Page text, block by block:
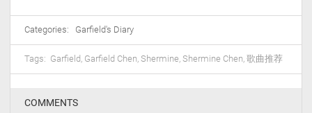
Categories: Garfield's Diary
Tags: Garfield, Garfield Chen, Shermine, Shermine Chen, 歌曲推荐
COMMENTS